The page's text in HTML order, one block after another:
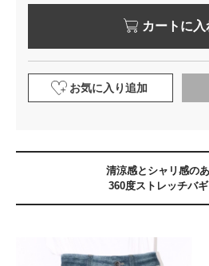
カートに入
お気に入り追加
清涼感とシャリ感の
360度ストレッチバ